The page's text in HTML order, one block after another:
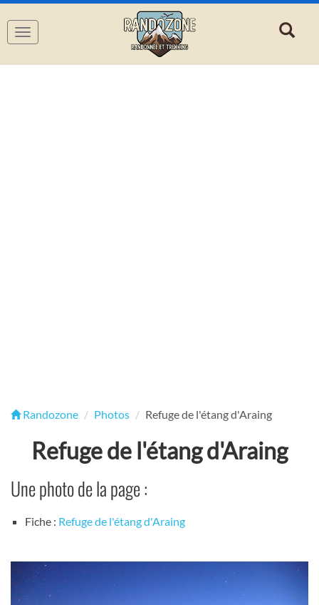
Navigation
Randozone Photos Refuge de l'étang d'Araing
Refuge de l'étang d'Araing
Une photo de la page :
Fiche : Refuge de l'étang d'Araing